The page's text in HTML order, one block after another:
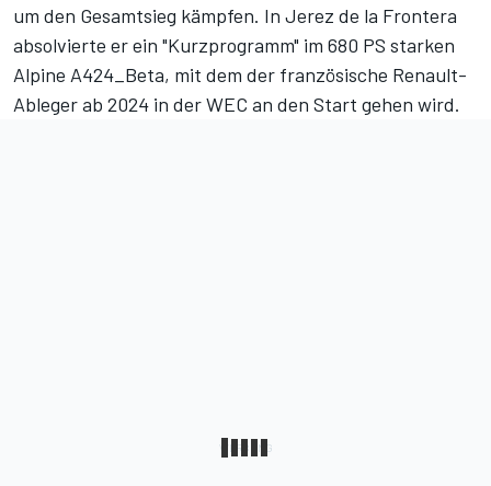
um den Gesamtsieg kämpfen. In Jerez de la Frontera
absolvierte er ein "Kurzprogramm" im 680 PS starken
Alpine A424_Beta, mit dem der französische Renault-
Ableger ab 2024 in der WEC an den Start gehen wird.